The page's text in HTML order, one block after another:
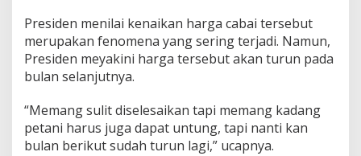
a
l
e
a
h
Presiden menilai kenaikan harga cabai tersebut
merupakan fenomena yang sering terjadi. Namun,
Presiden meyakini harga tersebut akan turun pada
bulan selanjutnya.
“Memang sulit diselesaikan tapi memang kadang
petani harus juga dapat untung, tapi nanti kan
bulan berikut sudah turun lagi,” ucapnya.